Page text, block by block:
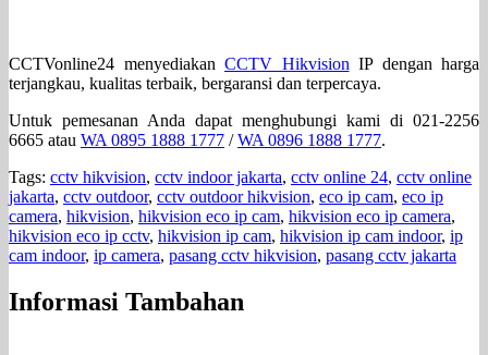
CCTVonline24 menyediakan CCTV Hikvision IP dengan harga
terjangkau, kualitas terbaik, bergaransi dan terpercaya.
Untuk pemesanan Anda dapat menghubungi kami di 021-2256
6665 atau WA 0895 1888 1777 /WA 0896 1888 1777.
Tags: cctv hikvision, cctv indoor jakarta, cctv online 24, cctv online
jakarta, cctv outdoor, cctv outdoor hikvision, eco ip cam, eco ip
camera, hikvision, hikvision eco ip cam, hikvision eco ip camera,
hikvision eco ip cctv, hikvision ip cam, hikvision ip cam indoor, ip
cam indoor, ip camera, pasang cctv hikvision, pasang cctv jakarta
Informasi Tambahan